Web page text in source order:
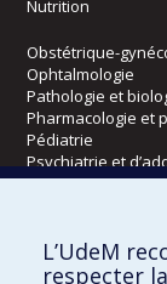
Nutrition
Obstétrique-
Ophtalmologie
Pathologie et
Pharmacologie et
Pédiatrie
Psychiatrie et
Radiologie, radio-
Écoles
L’UdeM
respecter